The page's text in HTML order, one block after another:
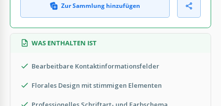
Zur Sammlung hinzufügen
WAS ENTHALTEN IST
Bearbeitbare Kontaktinformationsfelder
Florales Design mit stimmigen Elementen